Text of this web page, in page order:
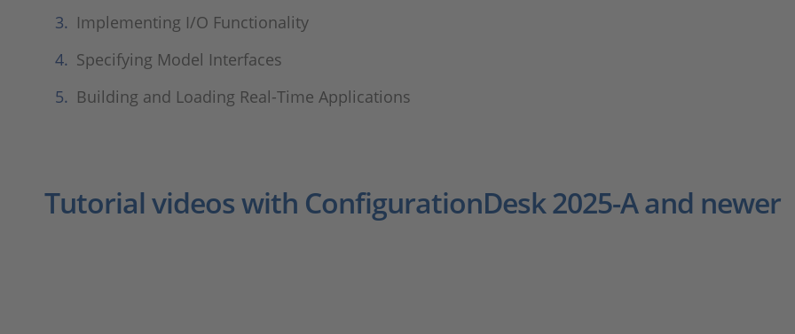
Implementing I/O Functionality
Specifying Model Interfaces
Building and Loading Real-Time Applications
Tutorial videos with ConfigurationDesk 2025-A and newer